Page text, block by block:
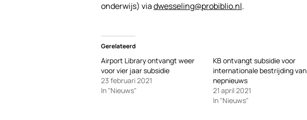
onderwijs) viadwesseling@probiblio.nl.
Gerelateerd
Airport Library ontvangt weer
voor vier jaar subsidie
23 februari 2021
In "Nieuws"
KB ontvangt subsidie voor
internationale bestrijding van
nepnieuws
21 april 2021
In "Nieuws"